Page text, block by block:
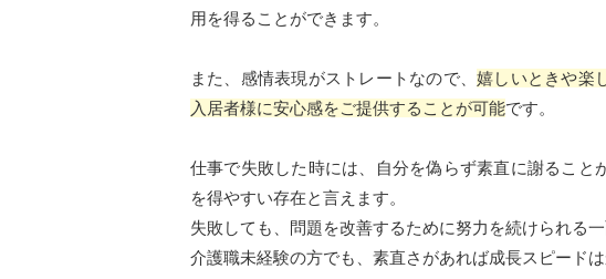
用を得ることができます。
また、感情表現がストレートなので、嬉しいときや楽
入居者様に安心感をご提供することが可能です。
仕事で失敗した時には、自分を偽らず素直に謝ること
を得やすい存在と言えます。
失敗しても、問題を改善するために努力を続けられる一
介護職未経験の方でも、素直さがあれば成長スピード